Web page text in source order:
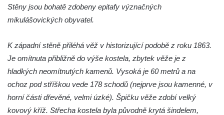
Kostel svatých Petra a Pavla v Želkovicích
nad Ploučnicí
Kostel Narození Panny Marie v Benešově
nad Ploučnicí
Hrobová kaple Mattauschů na hřbitově v
Benešově nad Ploučnicí
Stěny jsou bohatě zdobeny epitafy význačných
mikulášovických obyvatel.
K západní stěně přiléhá věž v historizující podobě z roku 1863.
Je omítnuta přibližně do výše kostela, zbytek věže je z
hladkých neomítnutých kamenů. Vysoká je 60 metrů a na
ochoz pod stříškou vede 178 schodů (nejprve jsou kamenné, v
horní části dřevěné, velmi úzké). Špičku věže zdobí velký
kovový kříž. Střecha kostela byla původně krytá šindelem,